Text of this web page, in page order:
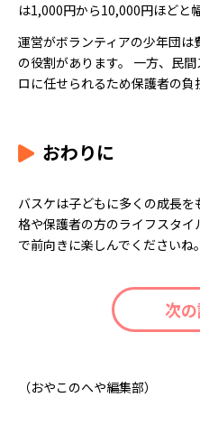
は1,000円から10,000円ほどと
運営がボランティアの少年団
の役割があります。 一方、民
ロに任せられるため保護者の負
おわりに
バスケは子どもに多くの成長
格や保護者の方のライフスタ
で前向きに楽しんでくださいね。
次
（おやこのへや編集部）